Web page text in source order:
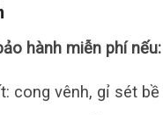
hành miễn phí nếu:
cong vênh, gỉ sét